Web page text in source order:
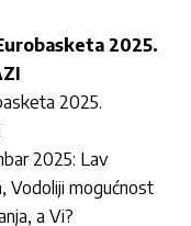
2025.
2025.
2025: Lav
Vodoliji mogućnost
a Vi?